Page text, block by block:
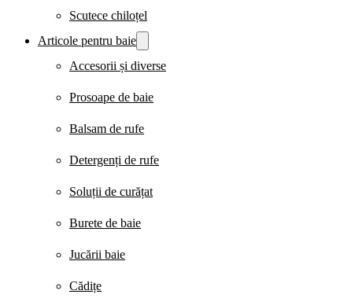
Scutece chiloțel
Articole pentru baie
Accesorii și diverse
Prosoape de baie
Balsam de rufe
Detergenți de rufe
Soluții de curățat
Burete de baie
Jucării baie
Cădițe